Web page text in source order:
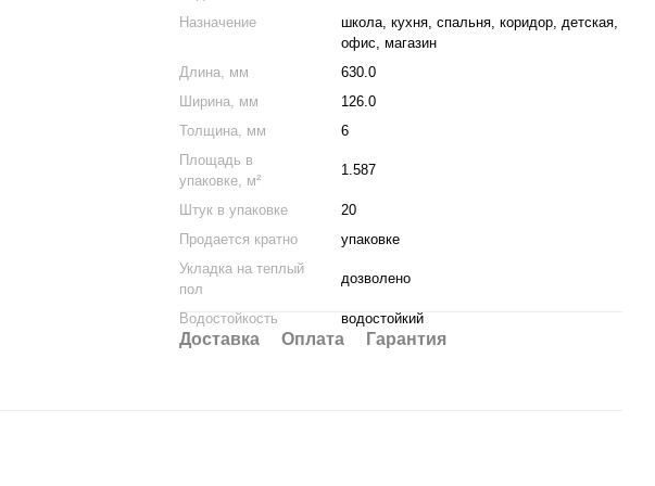
Назначение
школа, кухня, спальня, коридор, детская,
офис, магазин
Длина, мм
630.0
Ширина, мм
126.0
Толщина, мм
6
Площадь в
упаковке, м²
1.587
Штук в упаковке
20
Продается кратно
упаковке
Укладка на теплый
пол
дозволено
Водостойкость водостойкий
Доставка Оплата Гарантия